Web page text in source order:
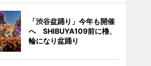
「渋谷盆踊り」今年も開催
へ SHIBUYA109前に櫓、
輪になり盆踊り